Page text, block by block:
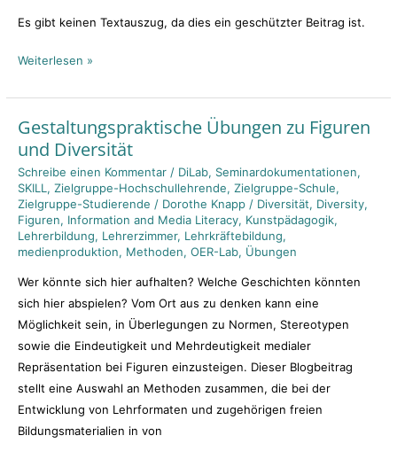
Es gibt keinen Textauszug, da dies ein geschützter Beitrag ist.
Playing
Weiterlesen »
Gestaltungspraktische Übungen zu Figuren
und Diversität
Schreibe einen Kommentar / DiLab, Seminardokumentationen,
SKILL ,Zielgruppe-Hochschullehrende,Zielgruppe-Schule,
Zielgruppe-Studierende / Dorothe Knapp / Diversität, Diversity,
Figuren, Information and Media Literacy, Kunstpädagogik,
Lehrerbildung, Lehrerzimmer, Lehrkräftebildung,
medienproduktion, Methoden,OER-Lab, Übungen
Wer könnte sich hier aufhalten? Welche Geschichten könnten
sich hier abspielen? Vom Ort aus zu denken kann eine
Möglichkeit sein, in Überlegungen zu Normen, Stereotypen
sowie die Eindeutigkeit und Mehrdeutigkeit medialer
Repräsentation bei Figuren einzusteigen. Dieser Blogbeitrag
stellt eine Auswahl an Methoden zusammen, die bei der
Entwicklung von Lehrformaten und zugehörigen freien
Bildungsmaterialien in von
Gestaltungspraktische
Übungen
zu
Figuren
und
Diversität